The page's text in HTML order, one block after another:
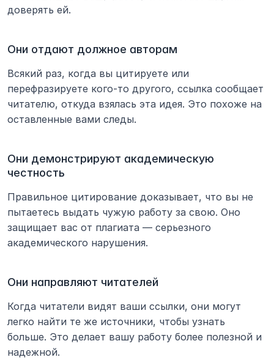
доверять ей.
Они отдают должное авторам
Всякий раз, когда вы цитируете или
перефразируете кого-то другого, ссылка сообщает
читателю, откуда взялась эта идея. Это похоже на
оставленные вами следы.
Они демонстрируют академическую
честность
Правильное цитирование доказывает, что вы не
пытаетесь выдать чужую работу за свою. Оно
защищает вас от плагиата — серьезного
академического нарушения.
Они направляют читателей
Когда читатели видят ваши ссылки, они могут
легко найти те же источники, чтобы узнать
больше. Это делает вашу работу более полезной и
надежной.